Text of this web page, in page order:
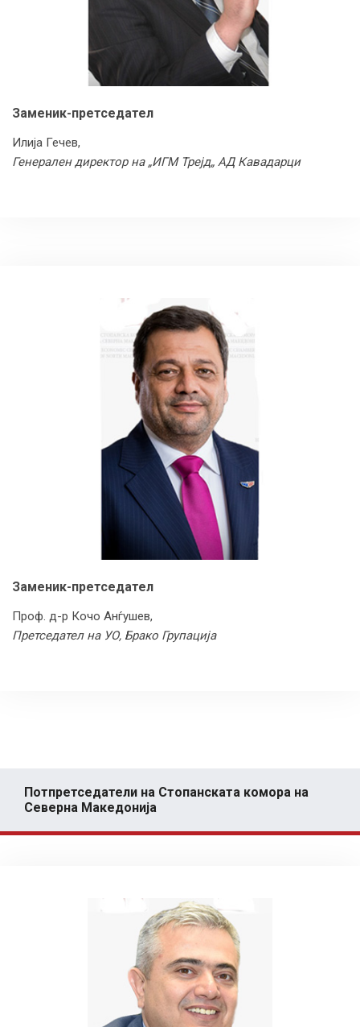
Заменик-претседател
Илија Гечев,
Генерален директор на „ИГМ Трејд„ АД Кавадарци
Заменик-претседател
Проф. д-р Кочо Анѓушев,
Претседател на УО, Брако Групација
Потпретседатели на Стопанската комора на
Северна Македонија